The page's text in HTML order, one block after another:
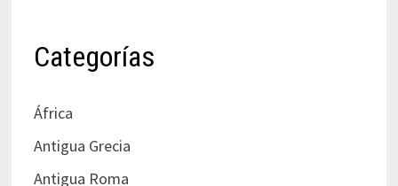
Categorías
África
Antigua Grecia
Antigua Roma